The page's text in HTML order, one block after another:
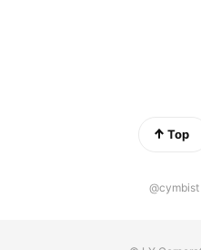
Top
@cymbist